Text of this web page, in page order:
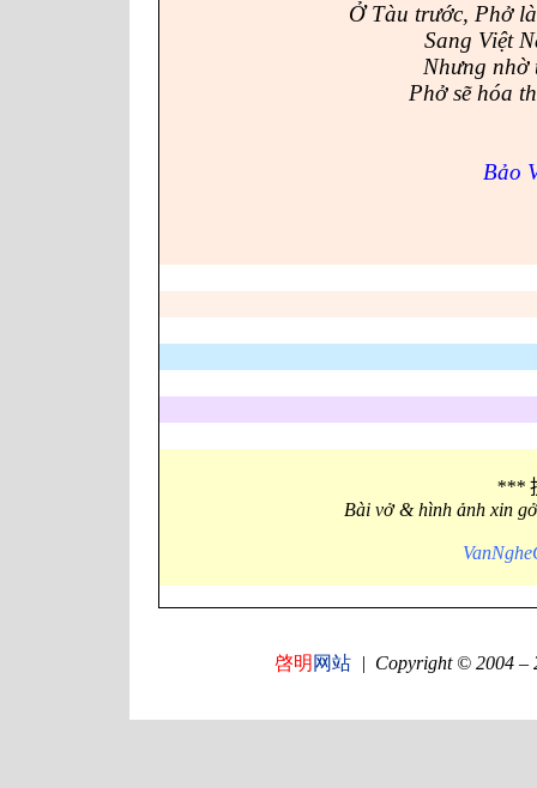
Ở Tàu trước, Phở
Sang Việt
Nhưng nhờ
Phở sẽ hóa
Bảo
***
Bài vở & hình ảnh xin
啓明 网站 | Copyright © 2004 –